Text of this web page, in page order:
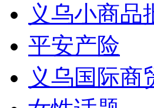
义乌小商品
平安产险
义乌国际商